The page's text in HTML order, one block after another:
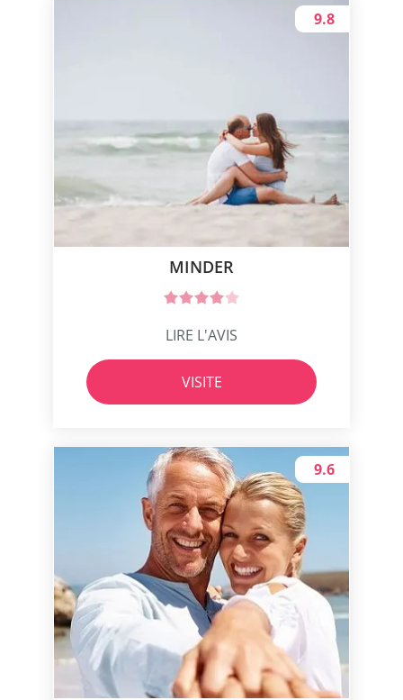
MINDER
9.8
LIRE L'AVIS
VISITE
9.6